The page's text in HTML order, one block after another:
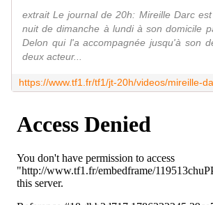
extrait Le journal de 20h: Mireille Darc
nuit de dimanche à lundi à son domicile
Delon qui l'a accompagnée jusqu'à son
deux acteur...